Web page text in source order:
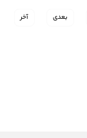
بعدی آخر